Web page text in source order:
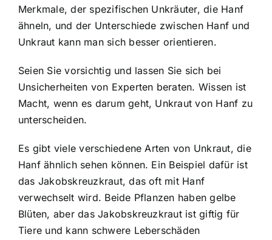
Merkmale, der spezifischen Unkräuter, die Hanf
ähneln, und der Unterschiede zwischen Hanf und
Unkraut kann man sich besser orientieren.
Seien Sie vorsichtig und lassen Sie sich bei
Unsicherheiten von Experten beraten. Wissen ist
Macht, wenn es darum geht, Unkraut von Hanf zu
unterscheiden.
Es gibt viele verschiedene Arten von Unkraut, die
Hanf ähnlich sehen können. Ein Beispiel dafür ist
das Jakobskreuzkraut, das oft mit Hanf
verwechselt wird. Beide Pflanzen haben gelbe
Blüten, aber das Jakobskreuzkraut ist giftig für
Tiere und kann schwere Leberschäden